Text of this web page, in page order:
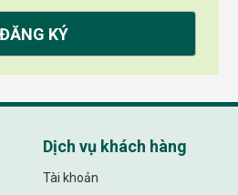
Dịch vụ khách hàng
Tài khoản